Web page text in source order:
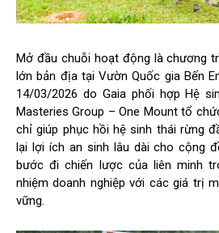
Mở đầu chuỗi hoạt động là chương
lớn bản địa tại Vườn Quốc gia Bến
14/03/2026 do Gaia phối hợp Hệ
Masteries Group – One Mount tổ
chỉ giúp phục hồi hệ sinh thái rừng
lại lợi ích an sinh lâu dài cho cộng
bước đi chiến lược của liên minh
nhiệm doanh nghiệp với các giá trị
vững.